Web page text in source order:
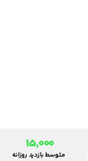
15,000
متوسط بازدید روزانه